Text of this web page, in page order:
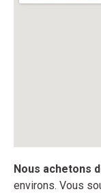
Nous achetons
environs. Vous